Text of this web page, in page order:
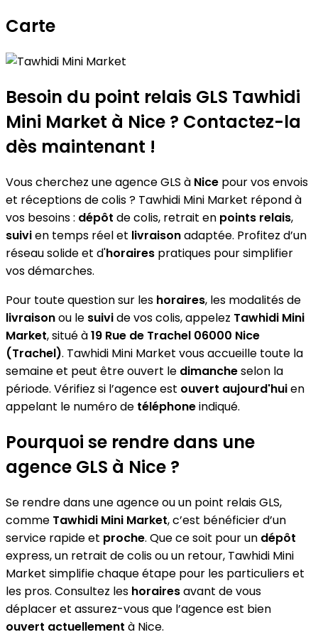
Carte
Tawhidi Mini Market
+
−
Besoin du point relais GLS Tawhidi
Mini Market à Nice ? Contactez-la
dès maintenant !
Vous cherchez une agence GLS à Nice pour vos envois
et réceptions de colis ? Tawhidi Mini Market répond à
vos besoins : dépôt de colis, retrait en points relais,
suivien temps réel et livraisonadaptée. Profitez d’un
réseau solide et d'horaires pratiques pour simplifier
vos démarches.
Pour toute question sur les horaires, les modalités de
livraisonou le suivide vos colis, appelez Tawhidi Mini
Market, situé à19 Rue de Trachel 06000 Nice
(Trachel). Tawhidi Mini Market vous accueille toute la
semaine et peut être ouvert le dimancheselon la
période. Vérifiez si l’agence est ouvert aujourd'huien
appelant le numéro de téléphoneindiqué.
Pourquoi se rendre dans une
agence GLS à Nice ?
Se rendre dans une agence ou un point relais GLS,
comme Tawhidi Mini Market, c’est bénéficier d’un
service rapide et proche. Que ce soit pour un dépôt
express, un retrait de colis ou un retour, Tawhidi Mini
Market simplifie chaque étape pour les particuliers et
les pros. Consultez les horairesavant de vous
déplacer et assurez-vous que l’agence est bien
ouvert actuellement à Nice.